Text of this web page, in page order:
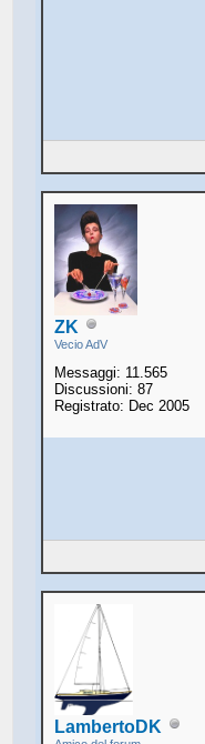
ZK
Vecio AdV
Messaggi: 11.565
Discussioni: 87
Registrato: Dec 2005
LambertoDK